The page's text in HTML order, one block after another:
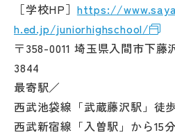
［学校HP］ https://
h.ed.jp/juniorhighschool/
〒358-0011 埼玉県入間市下
3844
最寄駅／
西武池袋線「武蔵藤沢駅」徒
西武新宿線「入曽駅」から15